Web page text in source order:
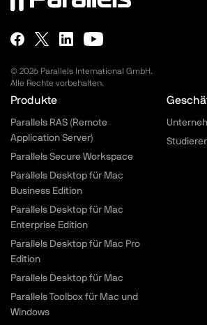
© 2026 Parallels International GmbH.
Alle Rechte vorbehalten.
Parallels.com - Footer
Produkte
Parallels RAS (Remote
Application Server)
Parallels Secure Workspace
Parallels Desktop für Mac
Business Edition
Parallels Desktop für Mac
Enterprise Edition
Parallels Desktop für Mac Pro
Edition
Parallels Desktop für Mac
Parallels Toolbox für Mac und
Windows